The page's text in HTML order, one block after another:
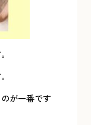
が一番です